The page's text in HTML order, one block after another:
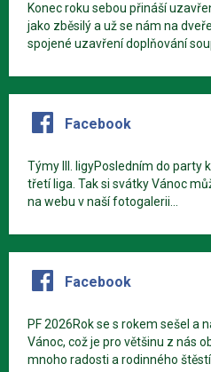
Konec roku sebou přináší
jako zběsilý a už se nám na
spojené uzavření doplňování
Facebook
Týmy III. ligyPosledním do party
třetí liga. Tak si svátky Vánoc
na webu v naší fotogalerii...
Facebook
PF 2026Rok se s rokem sešel a
Vánoc, což je pro většinu z nás
mnoho radosti a rodinného